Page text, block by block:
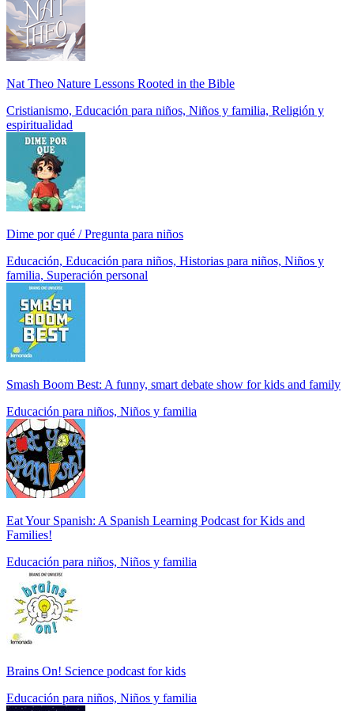
Nat Theo Nature Lessons Rooted in the Bible
Cristianismo, Educación para niños, Niños y familia, Religión y
espiritualidad
Dime por qué / Pregunta para niños
Educación, Educación para niños, Historias para niños, Niños y
familia, Superación personal
Smash Boom Best: A funny, smart debate show for kids and family
Educación para niños, Niños y familia
Eat Your Spanish: A Spanish Learning Podcast for Kids and
Families!
Educación para niños, Niños y familia
Brains On! Science podcast for kids
Educación para niños, Niños y familia